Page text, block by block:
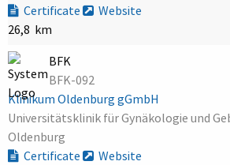
Certificate
Website
26,8 km
BFK
BFK-092
Klinikum Oldenburg gGmbH
Universitätsklinik für Gynäkologie und
Oldenburg
Certificate
Website